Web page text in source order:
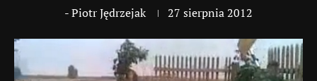
-Piotr Jędrzejak 27 sierpnia 2012